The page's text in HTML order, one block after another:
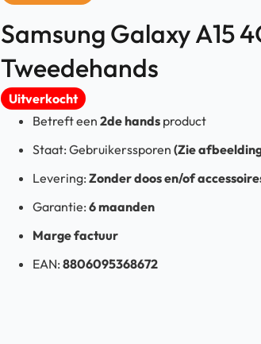
Samsung Galaxy A15
Tweedehands
Uitverkocht
Betreft een 2de hands product
Staat: Gebruikerssporen (Zie
Levering: Zonder doos en/of
Garantie: 6 maanden
Marge factuur
EAN: 8806095368672